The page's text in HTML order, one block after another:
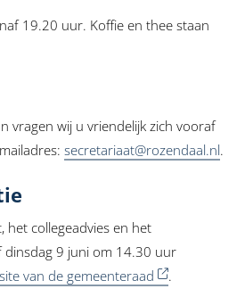
19.20 uur. Koffie en thee staan
vragen wij u vriendelijk zich vooraf
secretariaat@rozendaal.nl.
collegeadvies en het
dinsdag 9 juni om 14.30 uur
van de gemeenteraad .